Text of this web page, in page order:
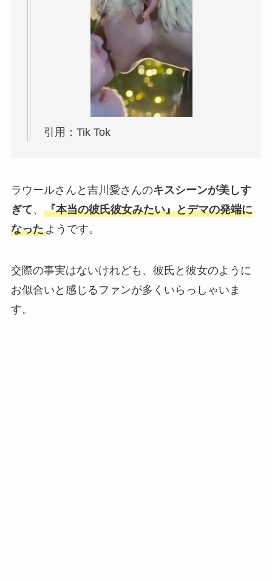
引用：Tik Tok
ラウールさんと吉川愛さんのキスシーンが美しす
ぎて、 『本当の彼氏彼女みたい』とデマの発端に
なったようです。
交際の事実はないけれども、彼氏と彼女のように
お似合いと感じるファンが多くいらっしゃいま
す。